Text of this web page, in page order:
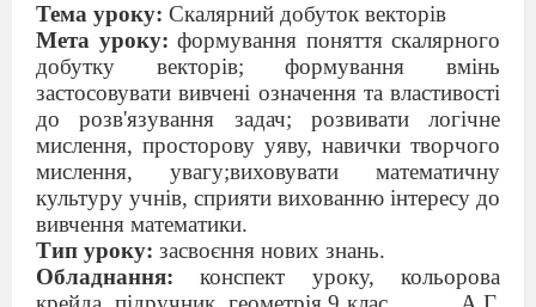
Тема уроку: Скалярний добуток векторів
Мета уроку: формування поняття скалярного
добутку векторів; формування вмінь
застосовувати вивчені означення та властивості
до розв'язування задач; розвивати логічне
мислення, просторову уяву, навички творчого
мислення, увагу;виховувати математичну
культуру учнів, сприяти вихованню інтересу до
вивчення математики.
Тип уроку: засвоєння нових знань.
Обладнання: конспект уроку, кольорова